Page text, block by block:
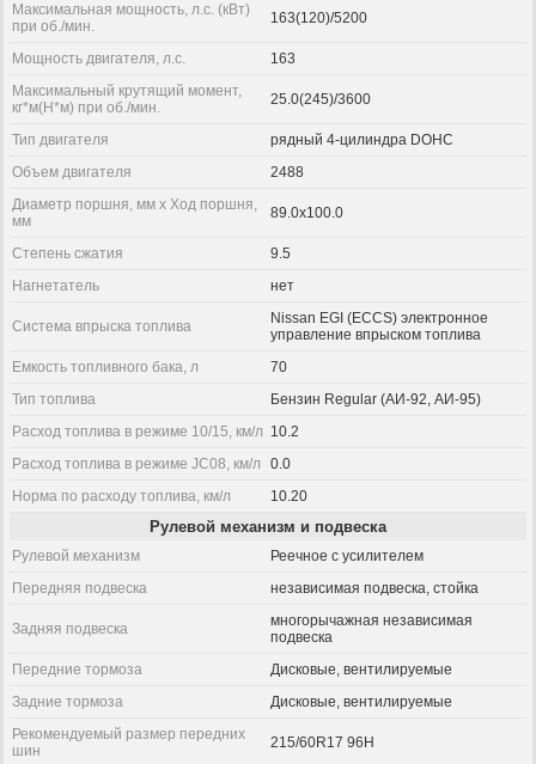
Максимальная мощность, л.с. (кВт)
при об./мин.
163(120)/5200
Мощность двигателя, л.с.
163
Максимальный крутящий момент,
кг*м(Н*м) при об./мин.
25.0(245)/3600
Тип двигателя
рядный 4-цилиндра DOHC
Объем двигателя
2488
Диаметр поршня, мм x Ход поршня,
мм
89.0x100.0
Степень сжатия
9.5
Нагнетатель
нет
Система впрыска топлива
Nissan EGI (ECCS) электронное
управление впрыском топлива
Емкость топливного бака, л
70
Тип топлива
Бензин Regular (АИ-92, АИ-95)
Расход топлива в режиме 10/15, км/л 10.2
Расход топлива в режиме JC08, км/л
0.0
Норма по расходу топлива, км/л
10.20
Рулевой механизм и подвеска
Рулевой механизм
Реечное с усилителем
Передняя подвеска
независимая подвеска, стойка
Задняя подвеска
многорычажная независимая
подвеска
Передние тормоза
Дисковые, вентилируемые
Задние тормоза
Дисковые, вентилируемые
Рекомендуемый размер передних
шин
215/60R17 96H